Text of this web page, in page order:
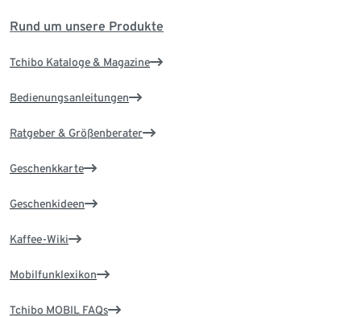
Rund um unsere Produkte
Tchibo Kataloge & Magazine
Bedienungsanleitungen
Ratgeber & Größenberater
Geschenkkarte
Geschenkideen
Kaffee-Wiki
Mobilfunklexikon
Tchibo MOBIL FAQs